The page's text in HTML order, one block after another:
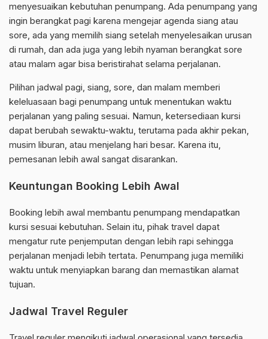
menyesuaikan kebutuhan penumpang. Ada penumpang yang
ingin berangkat pagi karena mengejar agenda siang atau
sore, ada yang memilih siang setelah menyelesaikan urusan
di rumah, dan ada juga yang lebih nyaman berangkat sore
atau malam agar bisa beristirahat selama perjalanan.
Pilihan jadwal pagi, siang, sore, dan malam memberi
keleluasaan bagi penumpang untuk menentukan waktu
perjalanan yang paling sesuai. Namun, ketersediaan kursi
dapat berubah sewaktu-waktu, terutama pada akhir pekan,
musim liburan, atau menjelang hari besar. Karena itu,
pemesanan lebih awal sangat disarankan.
Keuntungan Booking Lebih Awal
Booking lebih awal membantu penumpang mendapatkan
kursi sesuai kebutuhan. Selain itu, pihak travel dapat
mengatur rute penjemputan dengan lebih rapi sehingga
perjalanan menjadi lebih tertata. Penumpang juga memiliki
waktu untuk menyiapkan barang dan memastikan alamat
tujuan.
Jadwal Travel Reguler